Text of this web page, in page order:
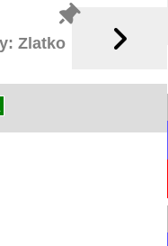
Zlatko